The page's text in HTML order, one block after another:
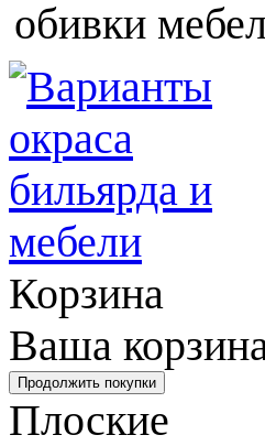
обивки
Корзина
Ваша
Плоские